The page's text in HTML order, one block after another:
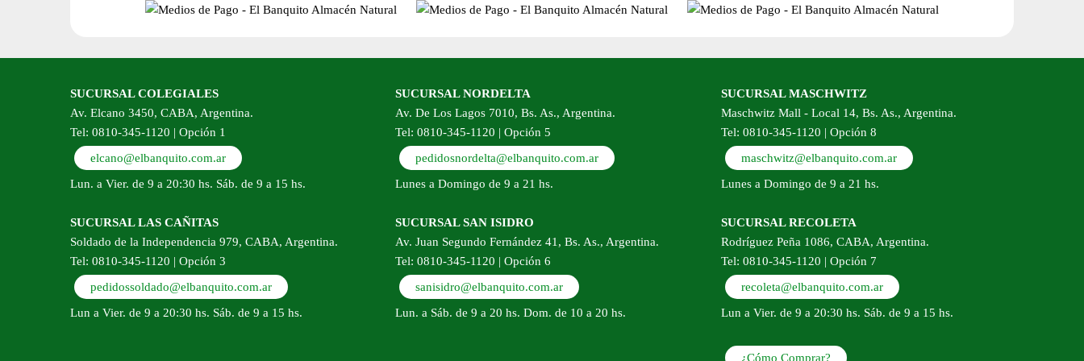
producto
SUCURSAL COLEGIALES
Av. Elcano 3450, CABA, Argentina.
Tel: 0810-345-1120 | Opción 1
elcano@elbanquito.com.ar
Lun. a Vier. de 9 a 20:30 hs. Sáb. de 9 a 15 hs.
SUCURSAL LAS CAÑITAS
Soldado de la Independencia 979, CABA, Argentina.
Tel: 0810-345-1120 | Opción 3
pedidossoldado@elbanquito.com.ar
Lun a Vier. de 9 a 20:30 hs. Sáb. de 9 a 15 hs.
SUCURSAL NORDELTA
Av. De Los Lagos 7010, Bs. As., Argentina.
Tel: 0810-345-1120 | Opción 5
pedidosnordelta@elbanquito.com.ar
Lunes a Domingo de 9 a 21 hs.
SUCURSAL SAN ISIDRO
Av. Juan Segundo Fernández 41, Bs. As., Argentina.
Tel: 0810-345-1120 | Opción 6
sanisidro@elbanquito.com.ar
Lun. a Sáb. de 9 a 20 hs. Dom. de 10 a 20 hs.
SUCURSAL MASCHWITZ
Maschwitz Mall - Local 14, Bs. As., Argentina.
Tel: 0810-345-1120 | Opción 8
maschwitz@elbanquito.com.ar
Lunes a Domingo de 9 a 21 hs.
SUCURSAL RECOLETA
Rodríguez Peña 1086, CABA, Argentina.
Tel: 0810-345-1120 | Opción 7
recoleta@elbanquito.com.ar
Lun a Vier. de 9 a 20:30 hs. Sáb. de 9 a 15 hs.
¿Cómo Comprar?